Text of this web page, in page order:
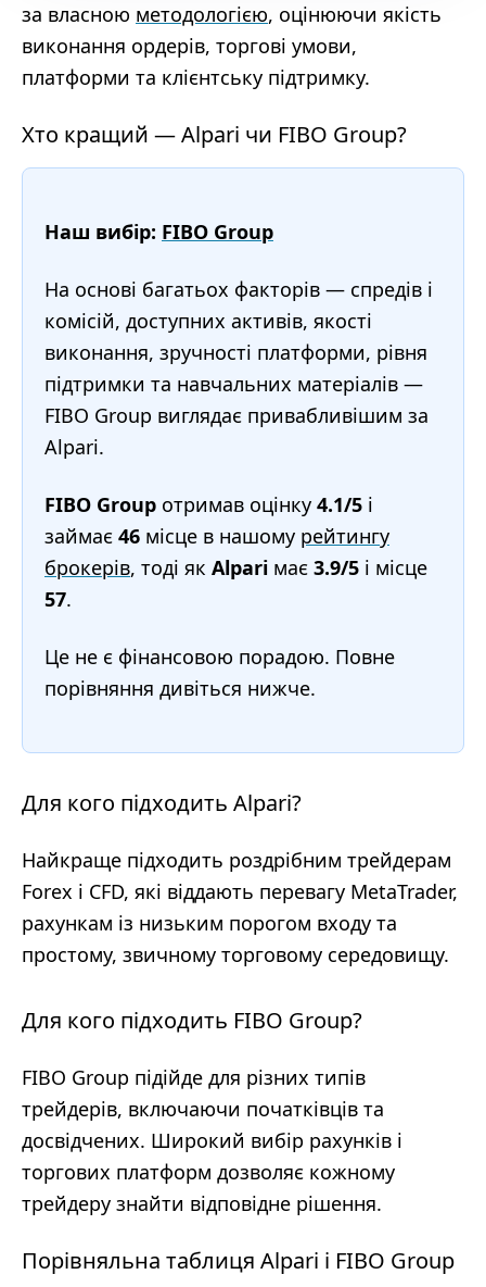
за власною методологією, оцінюючи якість
виконання ордерів, торгові умови,
платформи та клієнтську підтримку.
Хто кращий — Alpari чи FIBO Group?
Наш вибір: FIBO Group
На основі багатьох факторів — спредів і
комісій, доступних активів, якості
виконання, зручності платформи, рівня
підтримки та навчальних матеріалів —
FIBO Group виглядає привабливішим за
Alpari.
FIBO Group отримав оцінку 4.1/5 і
займає 46 місце в нашому рейтингу
брокерів, тоді як Alpari має 3.9/5 і місце
57.
Це не є фінансовою порадою. Повне
порівняння дивіться нижче.
Для кого підходить Alpari?
Найкраще підходить роздрібним трейдерам
Forex і CFD, які віддають перевагу MetaTrader,
рахункам із низьким порогом входу та
простому, звичному торговому середовищу.
Для кого підходить FIBO Group?
FIBO Group підійде для різних типів
трейдерів, включаючи початківців та
досвідчених. Широкий вибір рахунків і
торгових платформ дозволяє кожному
трейдеру знайти відповідне рішення.
Порівняльна таблиця Alpari і FIBO Group